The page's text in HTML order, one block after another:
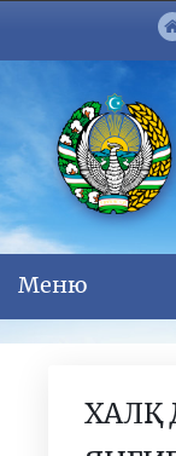
Меню
ХАЛҚ